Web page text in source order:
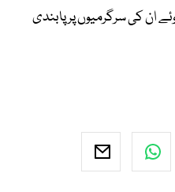
ان کی سرگرمیوں پر پابندی